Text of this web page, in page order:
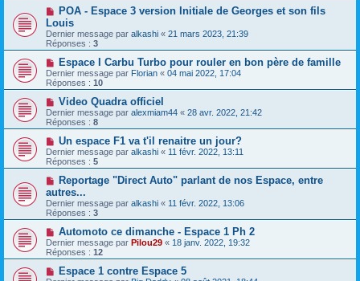
POA - Espace 3 version Initiale de Georges et son fils
Louis
Dernier message par alkashi « 21 mars 2023, 21:39
Réponses : 3
Espace I Carbu Turbo pour rouler en bon père de famille
Dernier message par Florian « 04 mai 2022, 17:04
Réponses : 10
Video Quadra officiel
Dernier message par alexmiam44 « 28 avr. 2022, 21:42
Réponses : 8
Un espace F1 va t'il renaitre un jour?
Dernier message par alkashi « 11 févr. 2022, 13:11
Réponses : 5
Reportage "Direct Auto" parlant de nos Espace, entre
autres...
Dernier message par alkashi « 11 févr. 2022, 13:06
Réponses : 3
Automoto ce dimanche - Espace 1 Ph 2
Dernier message par Pilou29 « 18 janv. 2022, 19:32
Réponses : 12
Espace 1 contre Espace 5